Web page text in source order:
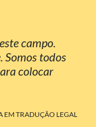
campo.
Somos todos
colocar
EM TRADUÇÃO LEGAL